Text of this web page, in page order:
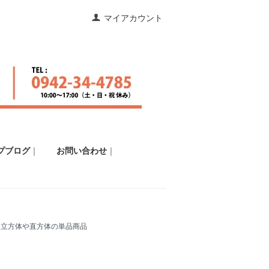
マイアカウント
ブログ｜ お問い合わせ ｜
立方体や直方体の単品商品